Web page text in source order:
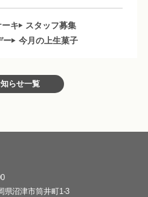
キ
スタッフ募集
ー
今月の上生菓子
らせ一覧
県沼津市筒井町1-3